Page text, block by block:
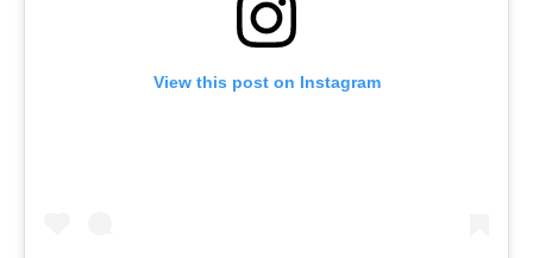
View this post on Instagram